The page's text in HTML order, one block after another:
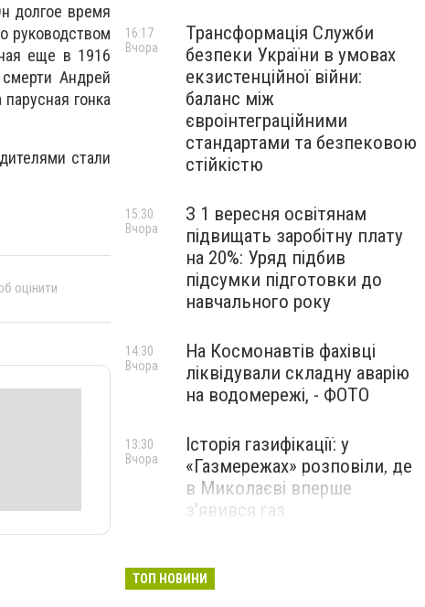
долгое время
руководством
еще в 1916
Андрей
гонка
стали
оцінити
Трансформація Служби
безпеки України в умовах
екзистенційної війни:
баланс між
євроінтеграційними
стандартами та безпековою
стійкістю
16:17
Вчора
З 1 вересня освітянам
підвищать заробітну плату
на 20%: Уряд підбив
підсумки підготовки до
навчального року
15:30
Вчора
На Космонавтів фахівці
ліквідували складну аварію
на водомережі, - ФОТО
14:30
Вчора
Історія газифікації: у
«Газмережах» розповіли, де
в Миколаєві вперше
з'явився газ
13:30
Вчора
Миколаєві 2026: шукаємо
Вчора
ТОП НОВИНИ